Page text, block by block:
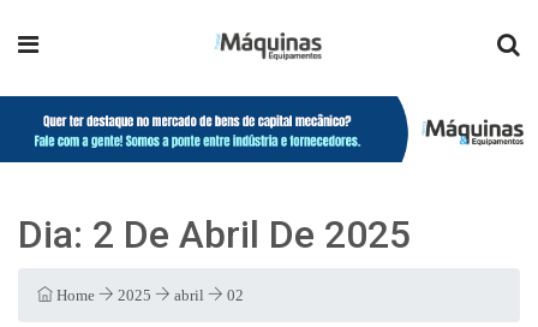
Dia: 2 De Abril De 2025
Home 2025 abril 02